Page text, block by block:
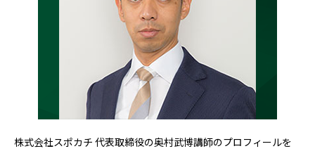
株式会社スポカチ 代表取締役の奥村武博講師のプロフィールを